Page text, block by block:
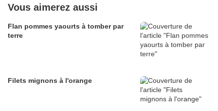
Vous aimerez aussi
Flan pommes yaourts à tomber par
terre
Filets mignons à l'orange